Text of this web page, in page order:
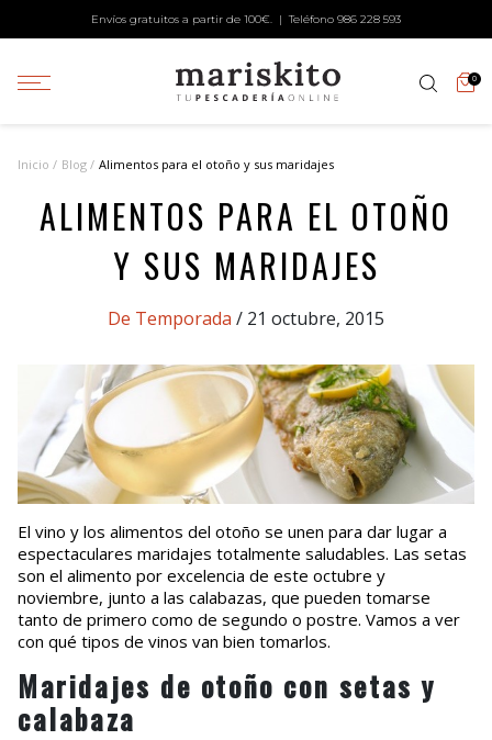
Envíos gratuitos a partir de 100€. | Teléfono 986 228 593
0
Inicio Blog Alimentos para el otoño y sus maridajes
ALIMENTOS PARA EL OTOÑO
Y SUS MARIDAJES
Categories
De Temporada / 21 octubre, 2015
El vino y los alimentos del otoño se unen para dar lugar a
espectaculares maridajes totalmente saludables. Las setas
son el alimento por excelencia de este octubre y
noviembre, junto a las calabazas, que pueden tomarse
tanto de primero como de segundo o postre. Vamos a ver
con qué tipos de vinos van bien tomarlos.
Maridajes de otoño con setas y
calabaza